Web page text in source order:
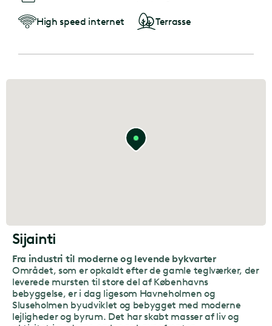
High speed internet Terrasse
Sijainti
Fra industri til moderne og levende bykvarter
Området, som er opkaldt efter de gamle teglværker, der
leverede mursten til store del af Københavns
bebyggelse, er i dag ligesom Havneholmen og
Sluseholmen byudviklet og bebygget med moderne
lejligheder og byrum. Det har skabt masser af liv og